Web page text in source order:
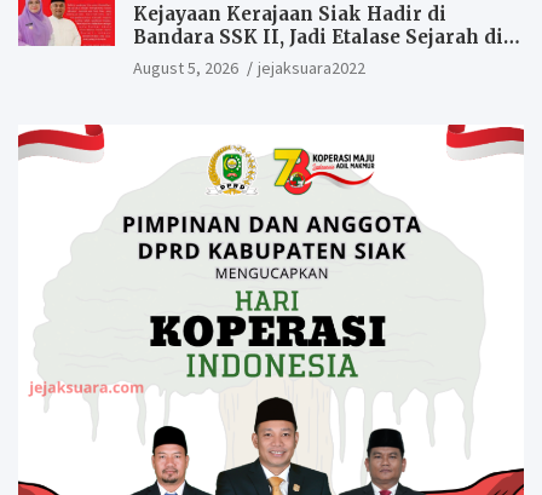
Kejayaan Kerajaan Siak Hadir di
Bandara SSK II, Jadi Etalase Sejarah di
Gerbang Riau
August 5, 2026 jejaksuara2022